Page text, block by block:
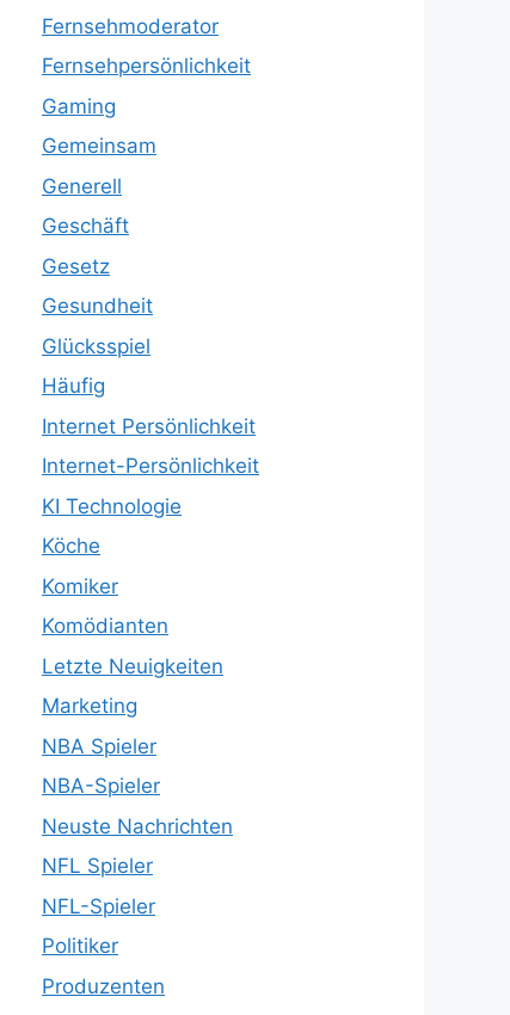
Fernsehmoderator
Fernsehpersönlichkeit
Gaming
Gemeinsam
Generell
Geschäft
Gesetz
Gesundheit
Glücksspiel
Häufig
Internet Persönlichkeit
Internet-Persönlichkeit
KI Technologie
Köche
Komiker
Komödianten
Letzte Neuigkeiten
Marketing
NBA Spieler
NBA-Spieler
Neuste Nachrichten
NFL Spieler
NFL-Spieler
Politiker
Produzenten